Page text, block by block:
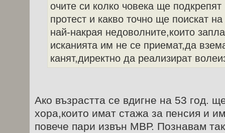
очите си колко човека ще
протест и какво точно ще поискат
най-накрая недоволните,които
исканията им не се приемат,да
канят,директно да реализират
Ако възрастта се вдигне на 53 год.
хора,които имат стажа за пенсия и
повече пари извън МВР. Познавам